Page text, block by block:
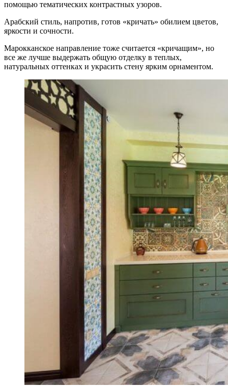
помощью тематических контрастных узоров.
Арабский стиль, напротив, готов «кричать» обилием цветов,
яркости и сочности.
Марокканское направление тоже считается «кричащим», но
все же лучше выдержать общую отделку в теплых,
натуральных оттенках и украсить стену ярким орнаментом.